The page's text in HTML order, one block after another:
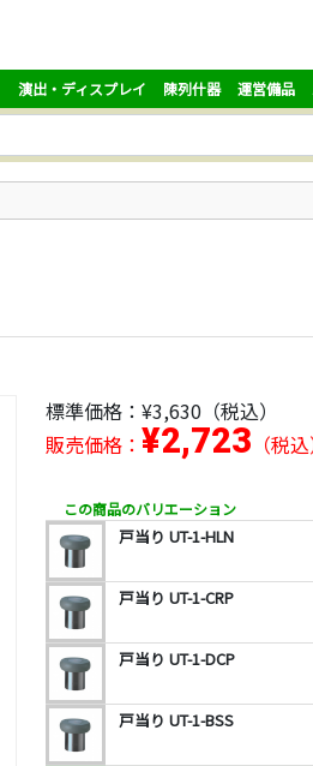
演出・ディスプレイ 陳列什器 運営備品
標準価格： ¥3,630 （税込）
販売価格： ¥2,723 （税
この商品のバリエーション
戸当り UT-1-HLN
戸当り UT-1-CRP
戸当り UT-1-DCP
戸当り UT-1-BSS